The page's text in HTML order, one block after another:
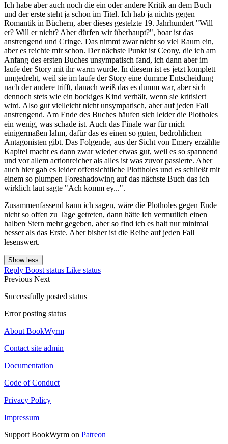
Ich habe aber auch noch die ein oder andere Kritik an dem Buch
und der erste steht ja schon im Titel. Ich hab ja nichts gegen
Romantik in Büchern, aber dieses gestelzte 19. Jahrhundert "Will
er? Will er nicht? Aber dürfen wir überhaupt?", boar ist das
anstrengend und Cringe. Das nimmt zwar nicht so viel Raum ein,
aber es reichte mir schon. Der nächste Punkt ist Ceony, die ich am
Anfang des ersten Buches unsympatisch fand, ich dann aber im
laufe der Story mit ihr warm wurde. In diesem ist es jetzt komplett
umgedreht, weil sie im laufe der Story eine dumme Entscheidung
nach der andere trifft, danach weiß das es dumm war, aber sich
dennoch stets wie ein bockiges Kind verhält, wenn sie kritisiert
wird. Also gut vielleicht nicht unsympatisch, aber auf jeden Fall
anstrengend. Am Ende des Buches häufen sich leider die Plotholes
ein wenig, was schade ist. Auch das Finale war für mich
einigermaßen lahm, dafür das es einen so guten, bedrohlichen
Antagonisten gibt. Das Folgende, aus der Sicht von Emery erzählte
Kapitel macht es dann zwar wieder etwas gut, weil es so spannend
und vor allem actionreicher als alles ist was zuvor passierte. Aber
auch hier gab es leider offensichtliche Plottholes und es schließt mit
einem so plumpen Foreshadowing auf das nächste Buch das ich
wirklich laut sagte "Ach komm ey...".
Zusammenfassend kann ich sagen, wäre die Plotholes gegen Ende
nicht so offen zu Tage getreten, dann hätte ich vermutlich einen
halben Stern mehr gegeben, aber so find ich es halt nur minimal
besser als das Erste. Aber bisher ist die Reihe auf jeden Fall
lesenswert.
Show less
Reply Boost status Like status
Previous Next
Successfully posted status
Error posting status
About BookWyrm
Contact site admin
Documentation
Code of Conduct
Privacy Policy
Impressum
Support BookWyrm on Patreon